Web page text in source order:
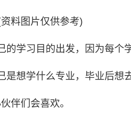
料图片仅供参考)
学习目的出发，因为每个
想学什么专业，毕业后想
伴们会喜欢。